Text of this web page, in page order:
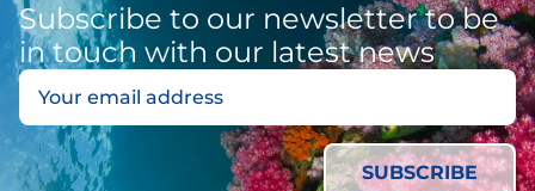
Subscribe to our newsletter to be
in touch with our latest news